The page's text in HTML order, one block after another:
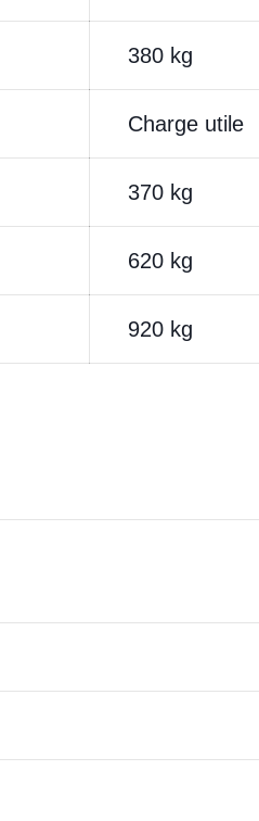
380 kg
Charge utile
370 kg
620 kg
920 kg